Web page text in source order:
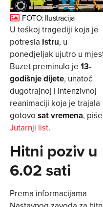
FOTO: Ilustracija
U teškoj tragediji koja je
potresla Istru, u
ponedjeljak ujutro u
Buzet preminulo je 13-
godišnje dijete, unatoč
dugotrajnoj i intenzivnoj
reanimaciji koja je trajala
gotovo sat vremena, piše
Jutarnji list.
Hitni poziv u
6.02 sati
Prema informacijama